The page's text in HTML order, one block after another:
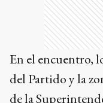
En el encuentro,
del Partido y la
de la